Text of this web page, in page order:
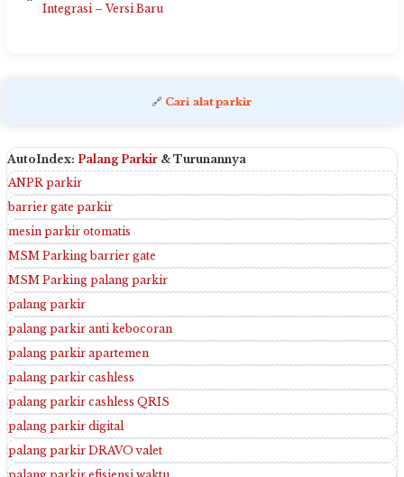
Integrasi – Versi Baru
🔗 Cari alat parkir
AutoIndex: Palang Parkir & Turunannya
ANPR parkir
barrier gate parkir
mesin parkir otomatis
MSM Parking barrier gate
MSM Parking palang parkir
palang parkir
palang parkir anti kebocoran
palang parkir apartemen
palang parkir cashless
palang parkir cashless QRIS
palang parkir digital
palang parkir DRAVO valet